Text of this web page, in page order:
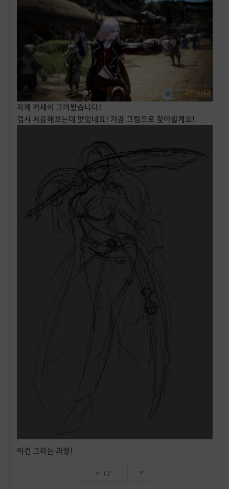
자캐 커세어 그려봤습니다!
검사 처음해보는데 맛있네요! 가끔 그림으로 찾아뵐게요!
이건 그리는 과정!
12